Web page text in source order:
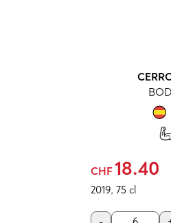
CHF 18.40
2019, 75 cl